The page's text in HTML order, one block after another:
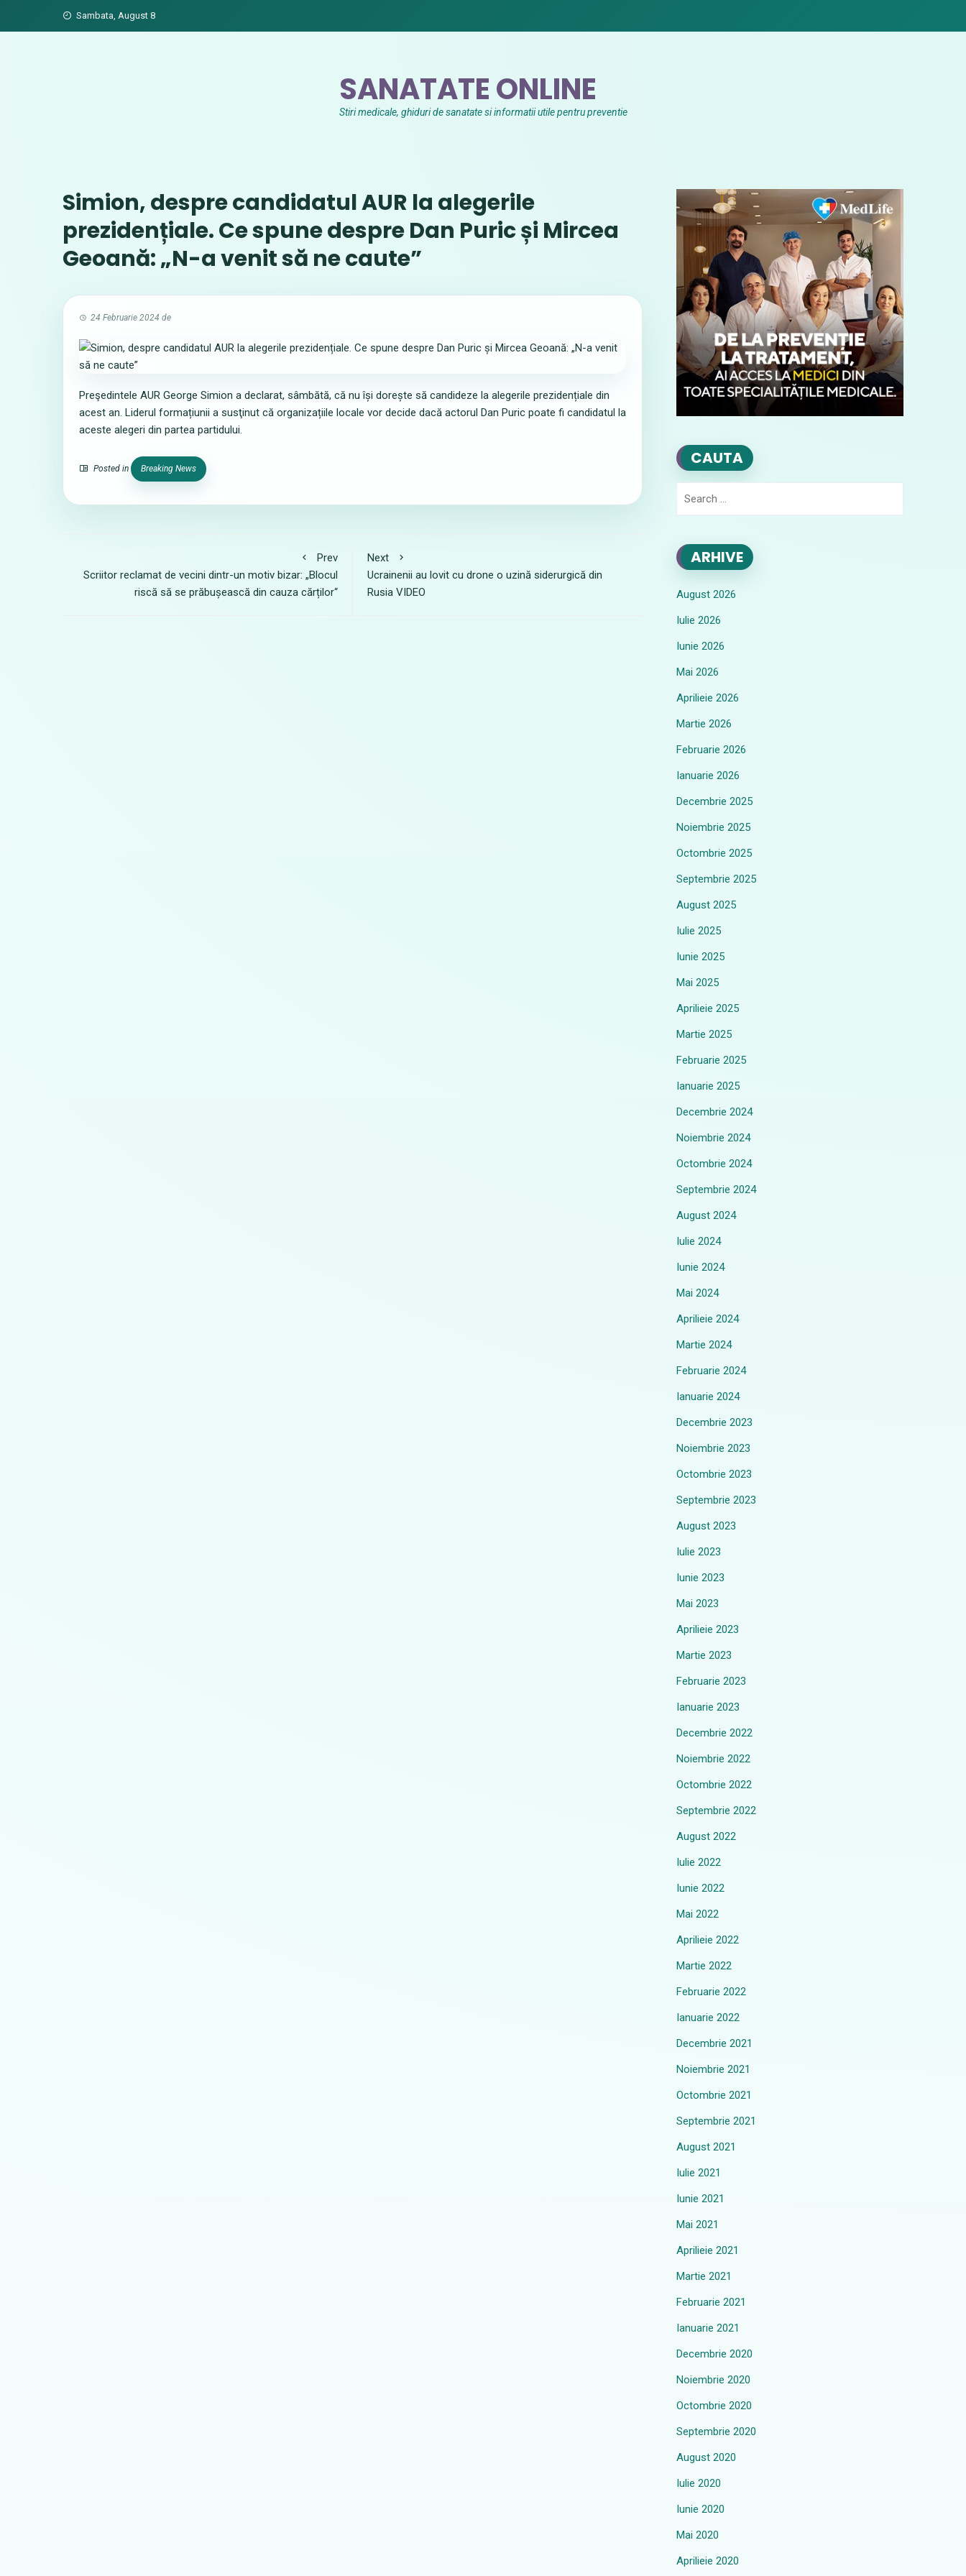
Sambata, August 8
SANATATE ONLINE
Stiri medicale, ghiduri de sanatate si informatii utile pentru preventie
Simion, despre candidatul AUR la alegerile
prezidențiale. Ce spune despre Dan Puric și Mircea
Geoană: „N-a venit să ne caute”
24 Februarie 2024 de
Preşedintele AUR George Simion a declarat, sâmbătă, că nu își dorește să candideze la alegerile prezidențiale din
acest an. Liderul formațiunii a susţinut că organizațiile locale vor decide dacă actorul Dan Puric poate fi candidatul la
aceste alegeri din partea partidului.
Posted in Breaking News
Prev
Scriitor reclamat de vecini dintr-un motiv bizar: „Blocul
riscă să se prăbușească din cauza cărților“
Next
Ucrainenii au lovit cu drone o uzină siderurgică din
Rusia VIDEO
CAUTA
ARHIVE
August 2026
Iulie 2026
Iunie 2026
Mai 2026
Aprilieie 2026
Martie 2026
Februarie 2026
Ianuarie 2026
Decembrie 2025
Noiembrie 2025
Octombrie 2025
Septembrie 2025
August 2025
Iulie 2025
Iunie 2025
Mai 2025
Aprilieie 2025
Martie 2025
Februarie 2025
Ianuarie 2025
Decembrie 2024
Noiembrie 2024
Octombrie 2024
Septembrie 2024
August 2024
Iulie 2024
Iunie 2024
Mai 2024
Aprilieie 2024
Martie 2024
Februarie 2024
Ianuarie 2024
Decembrie 2023
Noiembrie 2023
Octombrie 2023
Septembrie 2023
August 2023
Iulie 2023
Iunie 2023
Mai 2023
Aprilieie 2023
Martie 2023
Februarie 2023
Ianuarie 2023
Decembrie 2022
Noiembrie 2022
Octombrie 2022
Septembrie 2022
August 2022
Iulie 2022
Iunie 2022
Mai 2022
Aprilieie 2022
Martie 2022
Februarie 2022
Ianuarie 2022
Decembrie 2021
Noiembrie 2021
Octombrie 2021
Septembrie 2021
August 2021
Iulie 2021
Iunie 2021
Mai 2021
Aprilieie 2021
Martie 2021
Februarie 2021
Ianuarie 2021
Decembrie 2020
Noiembrie 2020
Octombrie 2020
Septembrie 2020
August 2020
Iulie 2020
Iunie 2020
Mai 2020
Aprilieie 2020